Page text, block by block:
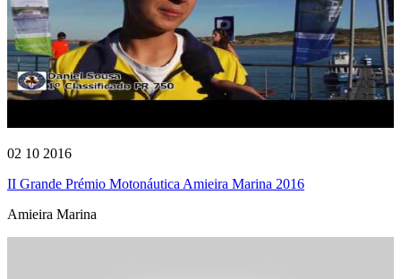
02 10 2016
II Grande Prémio Motonáutica Amieira Marina 2016
Amieira Marina